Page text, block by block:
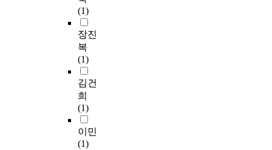
(1)
장진
복
(1)
김건
희
(1)
이민
(1)